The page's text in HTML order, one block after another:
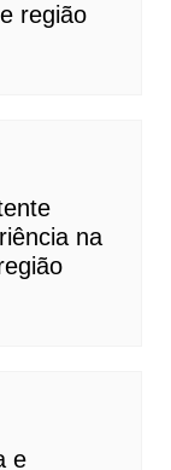
região
na
e